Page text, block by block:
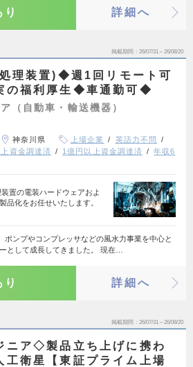
詳細へ
掲載期間 26/07/31～26/08/20
理装置)◆週1回リモート可
福利厚生◆車通勤可◆
（自動車・輸送機器）
神奈川県 上場企業
英語力不問
資金調達済 1億円以上資金調達済
年収6
置の電装ハードウェアおよ
品化をお任せいたします。
ポンプやコンプレッサなどの風水力事業を中心と
として成長してきました。 現在…
詳細へ
掲載期間 26/07/31～26/08/20
ニア◇製品立ち上げに携わ
衛星【東証プライム上場